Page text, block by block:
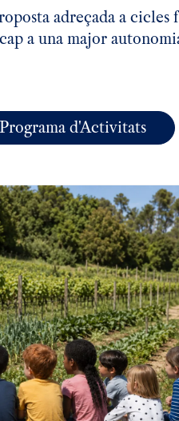
adreçada a
a una major
d'Activitats